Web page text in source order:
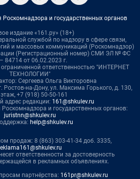
и государственных органов
издание «161.ру» (18+)
службой по надзору в сфере связи,
и массовых коммуникаций (Роскомнадзор)
(Регистрационный номер) СМИ ЭЛ № ФС
84714 от 06.02.2023 г.
ответственностью "ИНТЕРНЕТ
ТЕХНОЛОГИИ"
Сергеева Ольга Викторовна
Ростов-на-Дону, ул. Максима Горького, д. 130,
+7 (918) 50-50-161
адрес редакции: 161@shkulev.ru
и государственных органов:
juristnn@shkulev.ru
help@shkulev.ru
продаж: 8 (863) 303-41-34 доб. 3335,
ответственности за достоверность
в рекламных объявлениях.
партнёрства: 161pr@shkulev.ru